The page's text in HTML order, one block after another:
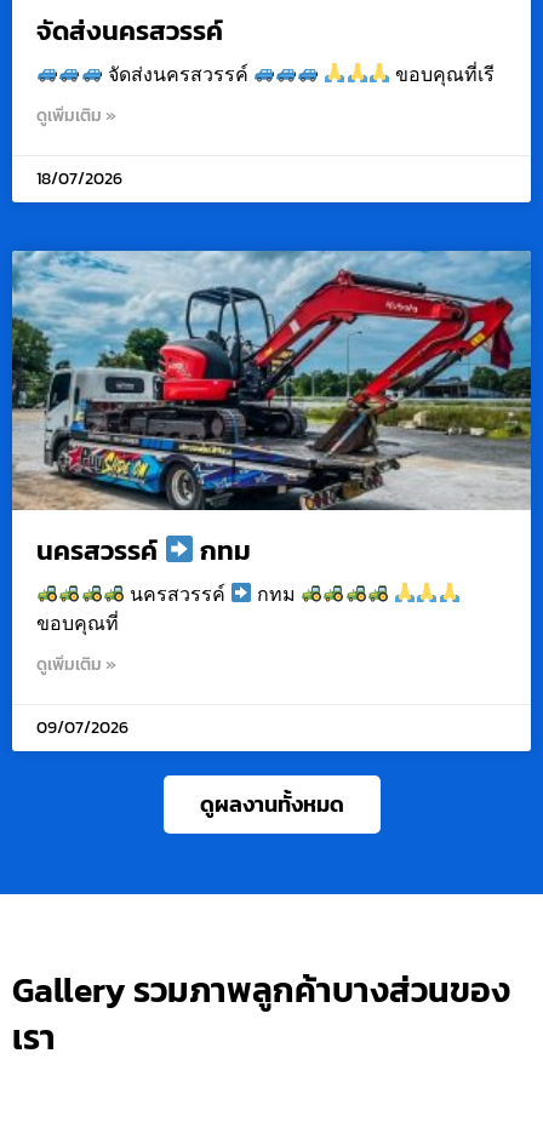
จัดส่งนครสวรรค์
จัดส่งนครสวรรค์ ขอบคุณที่เรี
ดูเพิ่มเติม »
18/07/2026
นครสวรรค์ กทม
นครสวรรค์
กทม
ขอบคุณที่
ดูเพิ่มเติม »
09/07/2026
ดูผลงานทั้งหมด
Gallery รวมภาพลูกค้าบางส่วนของ
เรา